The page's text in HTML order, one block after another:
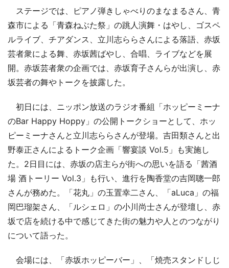
ステージでは、ピアノ弾きしゃべりのまなまるさん、青
森市による「青森ねぶた祭」の跳人演舞・はやし、ゴスペ
ルライブ、チアダンス、立川志ららさんによる落語、赤坂
芸者衆による舞、赤坂茜ばやし、合唱、ライブなどを展
開。赤坂芸者衆の企画では、赤坂育子さんらが出演し、赤
坂芸者の舞やトークを披露した。
初日には、ニッポン放送のラジオ番組「ホッピーミーナ
のBar Happy Hoppy」の公開トークショーとして、ホッ
ピーミーナさんと立川志ららさんが登場。吉田類さんと出
野泰正さんによるトーク企画「響宴談 Vol.5」も実施し
た。2日目には、赤坂の店主らが街への思いを語る「茜酒
場 酒トーリー Vol.3」も行い、進行を陶香堂の吉岡聰一郎
さんが務めた。「花丸」の玉置幸二さん、「aLuca」の福
岡巴瑠架さん、「ルシェロ」の小川尚士さんが登壇し、赤
坂で店を続ける中で感じてきた街の魅力や人とのつながり
について語った。
会場には、「赤坂ホッピーバー」、「焼売スタンドしじ